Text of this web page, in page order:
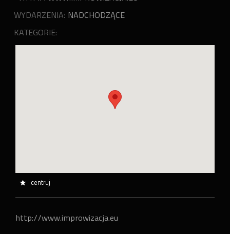
WYDARZENIA: NADCHODZĄCE
KATEGORIE:
centruj
http://www.improwizacja.eu